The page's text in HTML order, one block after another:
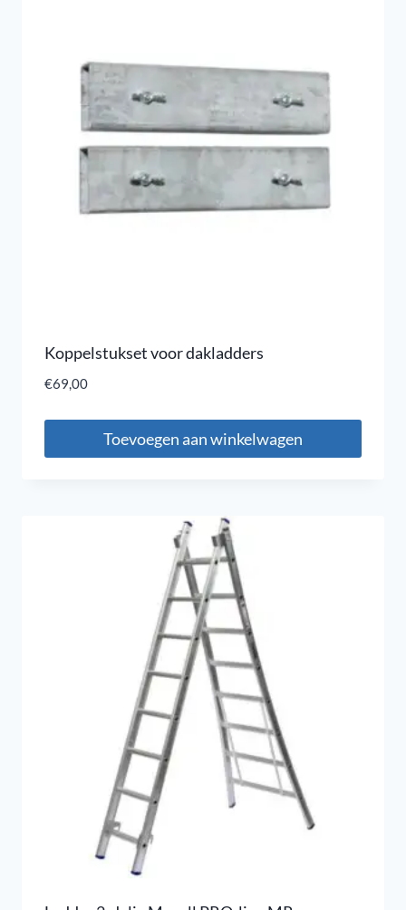
Koppelstukset voor dakladders
€69,00
Toevoegen aan winkelwagen